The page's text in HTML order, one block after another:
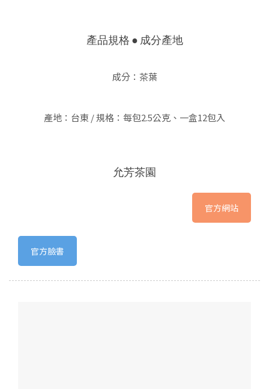
產品規格 ● 成分產地
成分：茶葉
產地：台東 / 規格：每包2.5公克、一盒12包入
允芳茶園
官方網站
官方臉書